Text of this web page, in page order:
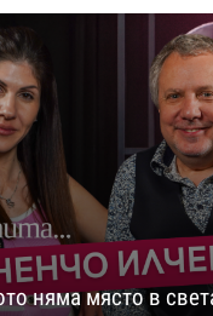
няма място в